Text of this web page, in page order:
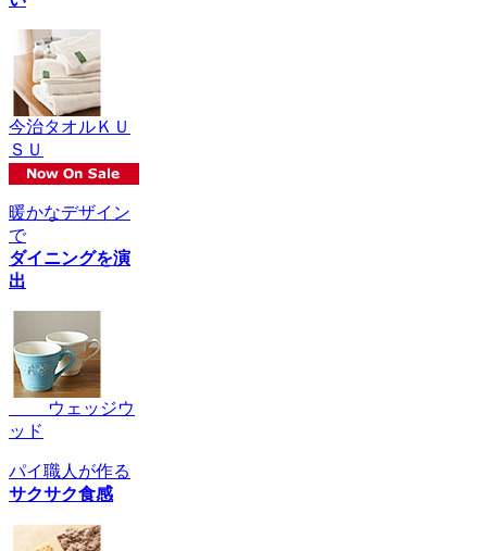
今治タオルＫＵ
ＳＵ
暖かなデザイン
で
ダイニングを演
出
ウェッジウ
ッド
パイ職人が作る
サクサク食感